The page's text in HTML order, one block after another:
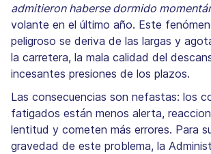
admitieron haberse dormido
volante en el último año. Este
peligroso se deriva de las largas y
la carretera, la mala calidad del
incesantes presiones de los plazos.
Las consecuencias son nefastas: los
fatigados están menos alerta,
lentitud y cometen más errores. Para
gravedad de este problema, la